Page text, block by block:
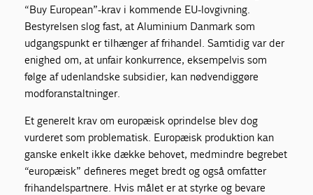
“Buy European”-krav i kommende EU-lovgivning.
Bestyrelsen slog fast, at Aluminium Danmark som
udgangspunkt er tilhænger af frihandel. Samtidig var der
enighed om, at unfair konkurrence, eksempelvis som
følge af udenlandske subsidier, kan nødvendiggøre
modforanstaltninger.
Et generelt krav om europæisk oprindelse blev dog
vurderet som problematisk. Europæisk produktion kan
ganske enkelt ikke dække behovet, medmindre begrebet
“europæisk” defineres meget bredt og også omfatter
frihandelspartnere. Hvis målet er at styrke og bevare